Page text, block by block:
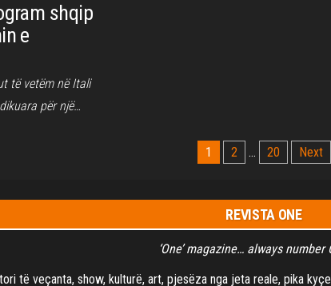
shqip
e
të vetëm në Itali
për një…
1 2 … 20 Next
REVISTA ONE
‘One’ magazine… always number
të veçanta, show, kulturë, art, pjesëza nga jeta reale, pika